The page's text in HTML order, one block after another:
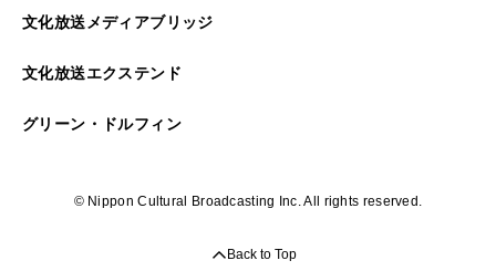
文化放送メディアブリッジ
文化放送エクステンド
グリーン・ドルフィン
© Nippon Cultural Broadcasting Inc. All rights reserved.
Back to Top